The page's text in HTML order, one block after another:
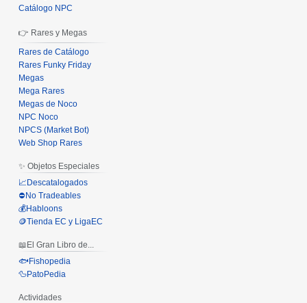
Catálogo NPC
👉 Rares y Megas
Rares de Catálogo
Rares Funky Friday
Megas
Mega Rares
Megas de Noco
NPC Noco
NPCS (Market Bot)
Web Shop Rares
✨ Objetos Especiales
📈Descatalogados
⛔No Tradeables
💰Habloons
🪙Tienda EC y LigaEC
📖El Gran Libro de...
🐟Fishopedia
🦆PatoPedia
Actividades